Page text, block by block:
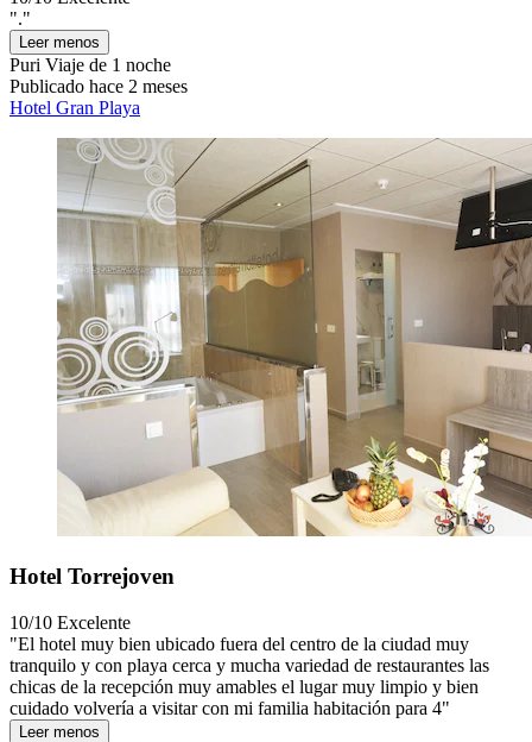
"."
Leer menos
Puri Viaje de 1 noche
Publicado hace 2 meses
Hotel Gran Playa
Hotel Torrejoven
10/10 Excelente
"El hotel muy bien ubicado fuera del centro de la ciudad muy
tranquilo y con playa cerca y mucha variedad de restaurantes las
chicas de la recepción muy amables el lugar muy limpio y bien
cuidado volvería a visitar con mi familia habitación para 4"
Leer menos